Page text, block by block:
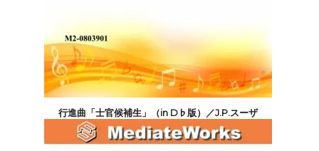
行進曲「士官候補生」（in D♭版）／J.P.スーザ
4,400円(税込)